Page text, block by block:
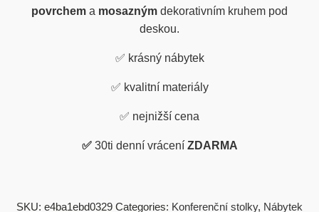
povrchem a mosazným dekorativním kruhem pod
deskou.
✅ krásný nábytek
✅ kvalitní materiály
✅ nejnižší cena
✅ 30ti denní vrácení ZDARMA
SKU: e4ba1ebd0329 Categories: Konferenční stolky, Nábytek